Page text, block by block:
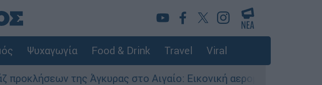
Ψυχαγωγία Food & Drink Travel Viral
στο Αιγαίο: Εικονική αερομαχία ανάμεσα σε ελληνικά και